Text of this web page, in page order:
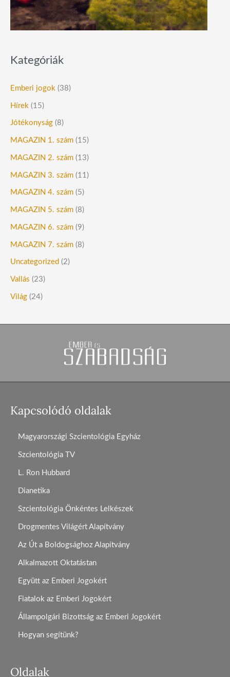
Kategóriák
Emberi jogok (38)
Hírek (15)
Jótékonyság (8)
MAGAZIN 1. szám (15)
MAGAZIN 2. szám (13)
MAGAZIN 3. szám (11)
MAGAZIN 4. szám (5)
MAGAZIN 5. szám (8)
MAGAZIN 6. szám (9)
MAGAZIN 7. szám (8)
Uncategorized (2)
Vallás (23)
Világ (24)
Kapcsolódó oldalak
Magyarországi Szcientológia Egyház
Szcientológia TV
L. Ron Hubbard
Dianetika
Szcientológia Önkéntes Lelkészek
Drogmentes Világért Alapítvány
Az Út a Boldogsághoz Alapítvány
Alkalmazott Oktatástan
Együtt az Emberi Jogokért
Fiatalok az Emberi Jogokért
Állampolgári Bizottság az Emberi Jogokért
Hogyan segítünk?
Oldalak